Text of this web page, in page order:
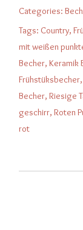
m
e
e
Categories:
Tags: Country,
mit weißen
Becher, Keramik
Frühstüksbecher,
Becher, Riesige
geschirr, Roten
rot